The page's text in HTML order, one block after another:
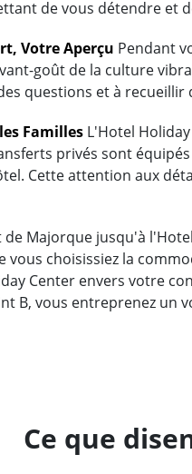
de vous détendre et
Votre Aperçu Pendant
goût de la culture
questions et à
Familles L'Hotel
privés sont
Cette attention aux
Majorque jusqu'à
vous choisissiez la
Center envers votre
B, vous entreprenez
Ce que